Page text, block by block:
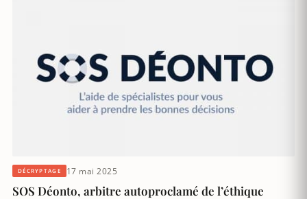
DÉCRYPTAGE 17 mai 2025
SOS Déonto, arbitre autoproclamé de l’éthique